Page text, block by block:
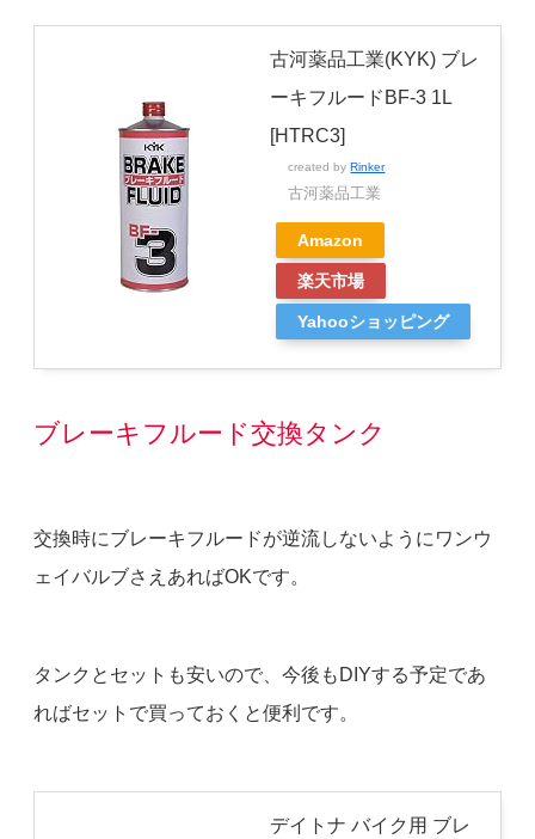
古河薬品工業(KYK) ブレ
ーキフルードBF-3 1L
[HTRC3]
created byRinker
古河薬品工業
Amazon
楽天市場
Yahooショッピング
ブレーキフルード交換タンク
交換時にブレーキフルードが逆流しないようにワンウ
ェイバルブさえあればOKです。
タンクとセットも安いので、今後もDIYする予定であ
ればセットで買っておくと便利です。
デイトナ バイク用 ブレ